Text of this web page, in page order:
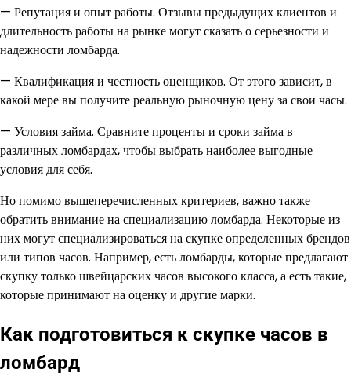
— Репутация и опыт работы. Отзывы предыдущих клиентов и
длительность работы на рынке могут сказать о серьезности и
надежности ломбарда.
— Квалификация и честность оценщиков. От этого зависит, в
какой мере вы получите реальную рыночную цену за свои часы.
— Условия займа. Сравните проценты и сроки займа в
различных ломбардах, чтобы выбрать наиболее выгодные
условия для себя.
Но помимо вышеперечисленных критериев, важно также
обратить внимание на специализацию ломбарда. Некоторые из
них могут специализироваться на скупке определенных брендов
или типов часов. Например, есть ломбарды, которые предлагают
скупку только швейцарских часов высокого класса, а есть такие,
которые принимают на оценку и другие марки.
Как подготовиться к скупке часов в
ломбард